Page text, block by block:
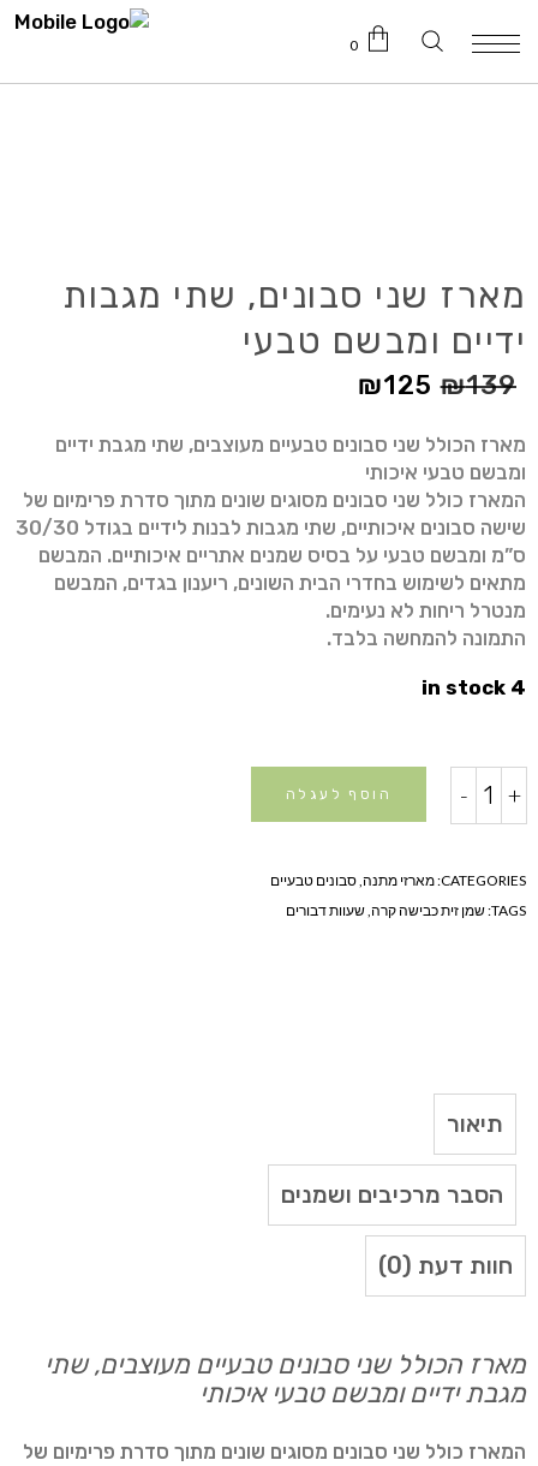
0
מארז שני סבונים, שתי מגבות
ידיים ומבשם טבעי
₪139
₪125
מארז הכולל שני סבונים טבעיים מעוצבים, שתי מגבת ידיים
ומבשם טבעי איכותי
המארז כולל שני סבונים מסוגים שונים מתוך סדרת פרימיום של
שישה סבונים איכותיים, שתי מגבות לבנות לידיים בגודל 30/30
ס”מ ומבשם טבעי על בסיס שמנים אתריים איכותיים. המבשם
מתאים לשימוש בחדרי הבית השונים, ריענון בגדים, המבשם
מנטרל ריחות לא נעימים.
התמונה להמחשה בלבד.
4 in stock
שני
מגבות
ידיים
- + הוסף לעגלה
CATEGORIES: מארזי מתנה,סבונים טבעיים
TAGS: שמן זית כבישה קרה,שעוות דבורים
תיאור
הסבר מרכיבים ושמנים
חוות דעת (0)
מארז הכולל שני סבונים טבעיים מעוצבים, שתי
מגבת ידיים ומבשם טבעי איכותי
המארז כולל שני סבונים מסוגים שונים מתוך סדרת פרימיום של